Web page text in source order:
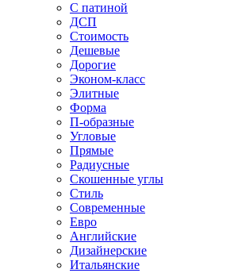
С патиной
ДСП
Стоимость
Дешевые
Дорогие
Эконом-класс
Элитные
Форма
П-образные
Угловые
Прямые
Радиусные
Скошенные углы
Стиль
Современные
Евро
Английские
Дизайнерские
Итальянские